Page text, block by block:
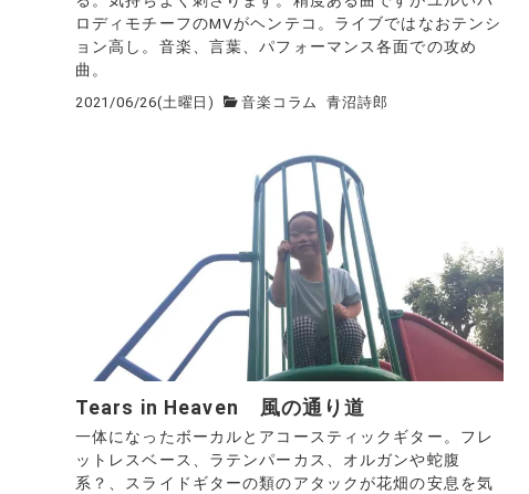
ロディモチーフのMVがヘンテコ。ライブではなおテンシ
ョン高し。音楽、言葉、パフォーマンス各面での攻め
曲。
2021/06/26(土曜日) 音楽コラム 青沼詩郎
Tears in Heaven 風の通り道
一体になったボーカルとアコースティックギター。フレ
ットレスベース、ラテンパーカス、オルガンや蛇腹
系？、スライドギターの類のアタックが花畑の安息を気